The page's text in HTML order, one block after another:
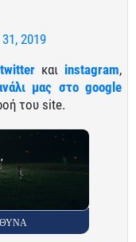
2019
twitter και instagram,
μας στο google
του site.